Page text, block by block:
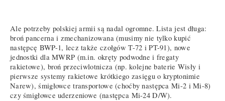
Ale potrzeby polskiej armii są nadal ogromne. Lista jest długa:
broń pancerna i zmechanizowana (musimy nie tylko kupić
następcę BWP-1, lecz także czołgów T-72 i PT-91), nowe
jednostki dla MWRP (m.in. okręty podwodne i fregaty
rakietowe), broń przeciwlotnicza (np. kolejne baterie Wisły i
pierwsze systemy rakietowe krótkiego zasięgu o kryptonimie
Narew), śmigłowce transportowe (choćby następca Mi-2 i Mi-8)
czy śmigłowce uderzeniowe (następca Mi-24 D/W).